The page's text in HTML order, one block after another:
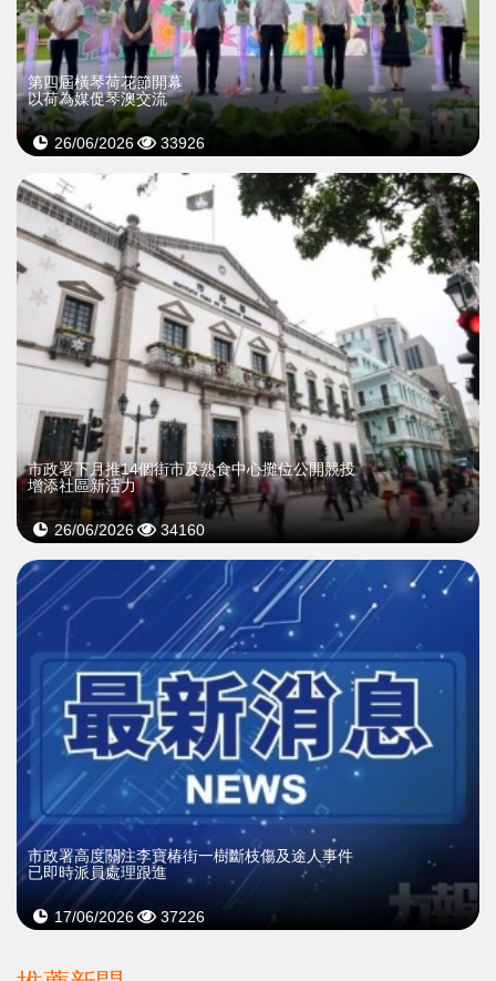
第四屆橫琴荷花節開幕
以荷為媒促琴澳交流
26/06/2026 33926
市政署下月推14個街市及熟食中心攤位公開競投
增添社區新活力
26/06/2026 34160
市政署高度關注李寶椿街一樹斷枝傷及途人事件
已即時派員處理跟進
17/06/2026 37226